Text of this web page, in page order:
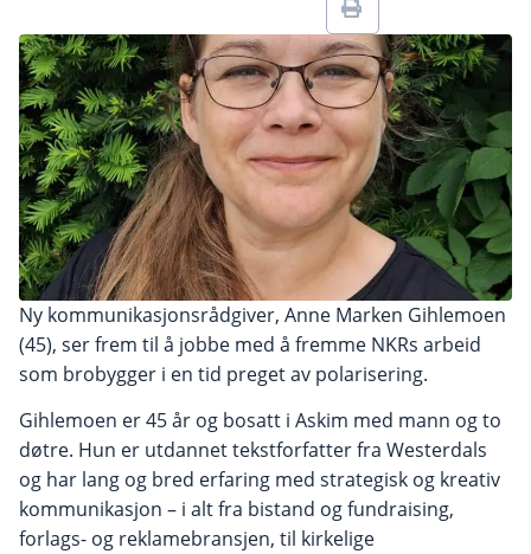
Ny kommunikasjonsrådgiver, Anne Marken Gihlemoen
(45), ser frem til å jobbe med å fremme NKRs arbeid
som brobygger i en tid preget av polarisering.
Gihlemoen er 45 år og bosatt i Askim med mann og to
døtre. Hun er utdannet tekstforfatter fra Westerdals
og har lang og bred erfaring med strategisk og kreativ
kommunikasjon – i alt fra bistand og fundraising,
forlags- og reklamebransjen, til kirkelige